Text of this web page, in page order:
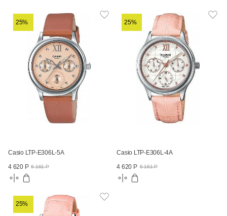
25%
Casio LTP-E306L-5A
4 620 Р 6 161 Р
25%
Casio LTP-E306L-4A
4 620 Р 6 161 Р
25%